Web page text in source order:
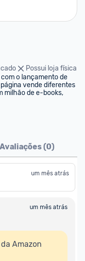
Possui loja física
o lançamento de
vende diferentes
milhão de e-books,
Avaliações (0)
um mês atrás
um mês atrás
Amazon